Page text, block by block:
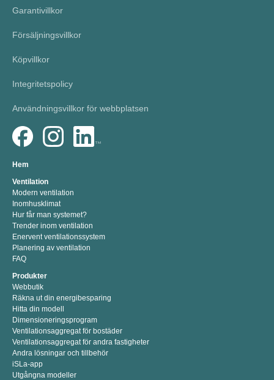
Garantivillkor
Försäljningsvillkor
Köpvillkor
Integritetspolicy
Användningsvillkor för webbplatsen
Hem
Ventilation
Modern ventilation
Inomhusklimat
Hur får man systemet?
Trender inom ventilation
Enervent ventilationssystem
Planering av ventilation
FAQ
Produkter
Webbutik
Räkna ut din energibesparing
Hitta din modell
Dimensioneringsprogram
Ventilationsaggregat för bostäder
Ventilationsaggregat för andra fastigheter
Andra lösningar och tillbehör
iSLa-app
Utgångna modeller